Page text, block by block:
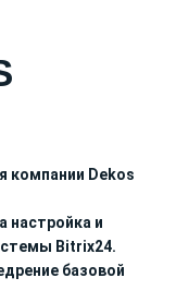
компании Dekos
настройка и
Bitrix24.
базовой